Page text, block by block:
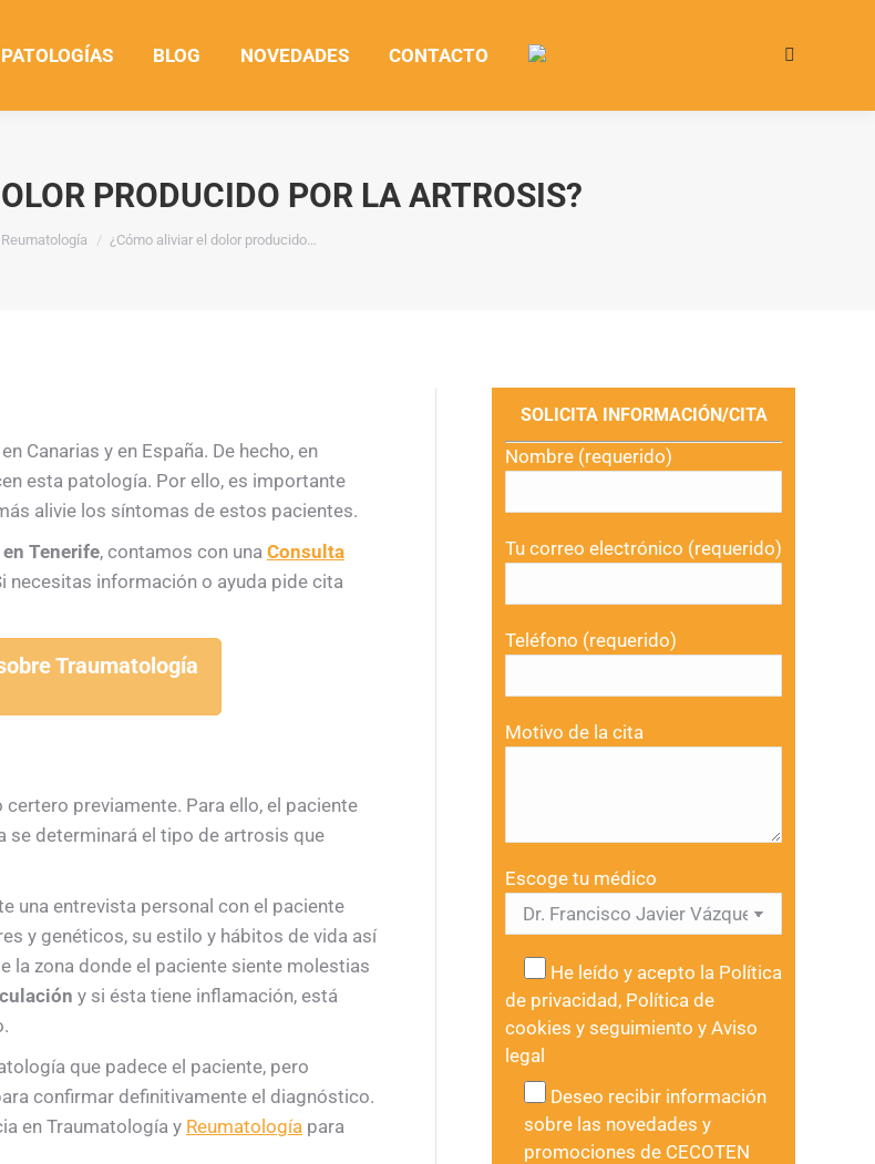
PATOLOGÍAS BLOG NOVEDADES CONTACTO Buscar:
PRODUCIDO POR LA ARTROSIS?
Reumatología ¿Cómo aliviar el dolor producido…
Canarias y en España. De hecho, en
esta patología. Por ello, es importante
alivie los síntomas de estos pacientes.
Tenerife, contamos con una Consulta
necesitas información o ayuda pide cita
Traumatología
previamente. Para ello, el paciente
se determinará el tipo de artrosis que
una entrevista personal con el paciente
y genéticos, su estilo y hábitos de vida así
la zona donde el paciente siente molestias
y si ésta tiene inflamación, está
que padece el paciente, pero
confirmar definitivamente el diagnóstico.
en Traumatología y Reumatología para
SOLICITA INFORMACIÓN/CITA
Nombre (requerido)
Tu correo electrónico (requerido)
Teléfono (requerido)
Motivo de la cita
Escoge tu médico
He leído y acepto la Política
de privacidad , Política de
cookies y seguimiento y Aviso
legal
Deseo recibir información
sobre las novedades y
promociones de CECOTEN